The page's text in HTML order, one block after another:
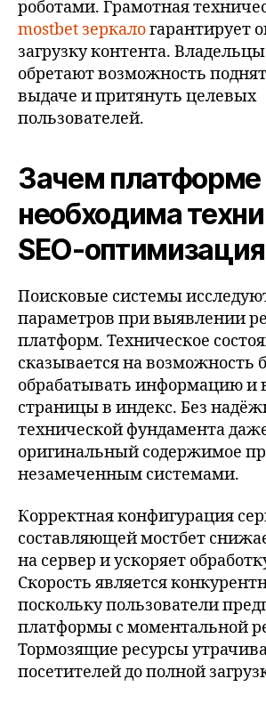
роботами. Грамотная
mostbet зеркалогарантирует
загрузку контента.
обретают возможность
выдаче и притянуть целевых
пользователей.
Зачем платформе
необходима
SEO-оптимизация
Поисковые системы
параметров при выявлении
платформ. Техническое
сказывается на возможность
обрабатывать информацию и
страницы в индекс. Без
технической фундамента
оригинальный содержимое
незамеченным системами.
Корректная конфигурация
составляющей мостбет
на сервер и ускоряет
Скорость является
поскольку пользователи
платформы с моментальной
Тормозящие ресурсы
посетителей до полной